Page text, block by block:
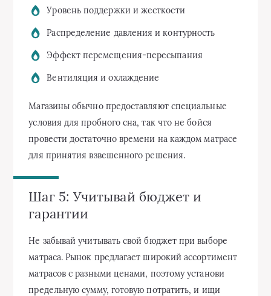
Уровень поддержки и жесткости
Распределение давления и контурность
Эффект перемещения-пересыпания
Вентиляция и охлаждение
Магазины обычно предоставляют специальные
условия для пробного сна, так что не бойся
провести достаточно времени на каждом матрасе
для принятия взвешенного решения.
Шаг 5: Учитывай бюджет и
гарантии
Не забывай учитывать свой бюджет при выборе
матраса. Рынок предлагает широкий ассортимент
матрасов с разными ценами, поэтому установи
предельную сумму, готовую потратить, и ищи